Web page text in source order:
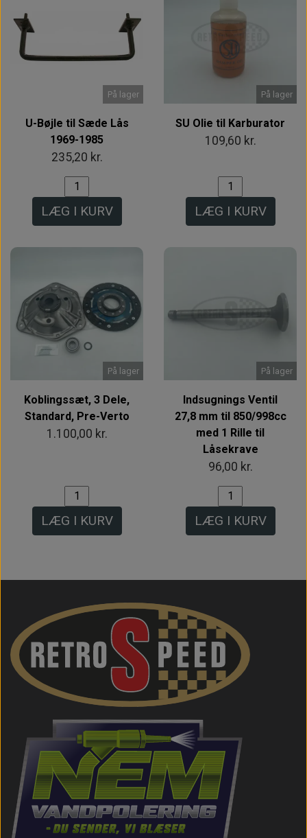
På lager
U-Bøjle til Sæde Lås
1969-1985
235,20 kr.
LÆG I KURV
På lager
SU Olie til Karburator
109,60 kr.
LÆG I KURV
På lager
Koblingssæt, 3 Dele,
Standard, Pre-Verto
1.100,00 kr.
LÆG I KURV
På lager
Indsugnings Ventil
27,8 mm til 850/998cc
med 1 Rille til
Låsekrave
96,00 kr.
LÆG I KURV